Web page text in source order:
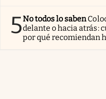
5No todos lo saben
delante o hacia atrás:
por qué recomiendan